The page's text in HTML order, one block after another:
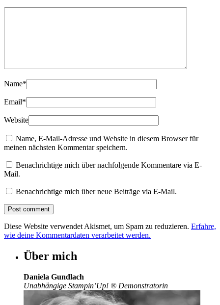
Name*
Email*
Website
Name, E-Mail-Adresse und Website in diesem Browser für
meinen nächsten Kommentar speichern.
Benachrichtige mich über nachfolgende Kommentare via E-
Mail.
Benachrichtige mich über neue Beiträge via E-Mail.
Diese Website verwendet Akismet, um Spam zu reduzieren. Erfahre,
wie deine Kommentardaten verarbeitet werden.
Über mich
Daniela Gundlach
Unabhängige Stampin’Up! ® Demonstratorin